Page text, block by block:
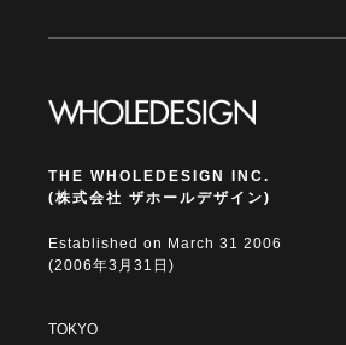
THE WHOLEDESIGN INC.
(株式会社 ザホールデザイン)
Established on March 31 2006
(2006年3月31日)
TOKYO